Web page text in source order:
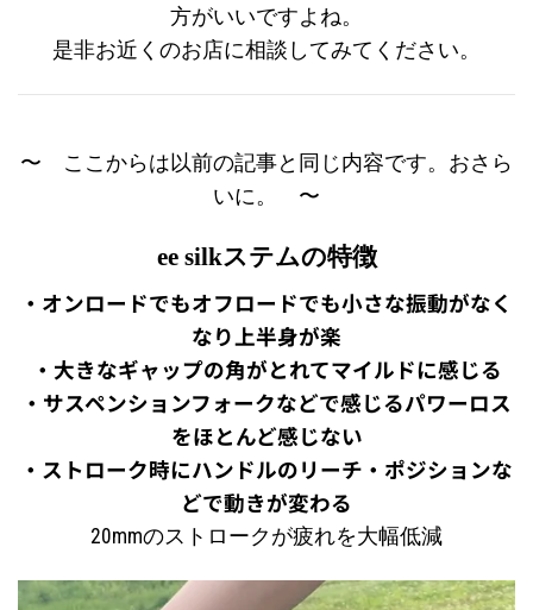
方がいいですよね。
是非お近くのお店に相談してみてください。
〜 ここからは以前の記事と同じ内容です。おさら
いに。 〜
ee silkステムの特徴
・オンロードでもオフロードでも小さな振動がなく
なり上半身が楽
・大きなギャップの角がとれてマイルドに感じる
・サスペンションフォークなどで感じるパワーロス
をほとんど感じない
・ストローク時にハンドルのリーチ・ポジションな
どで動きが変わる
20mmのストロークが疲れを大幅低減